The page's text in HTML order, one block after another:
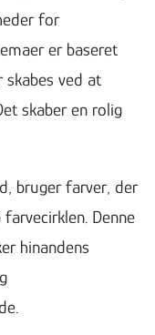
for
er baseret
skabes ved at
skaber en rolig
bruger farver, der
Denne
hinandens